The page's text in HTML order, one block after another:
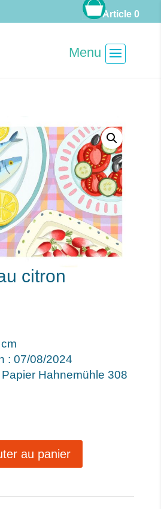
Article 0
citron
: 07/08/2024
Hahnemühle 308
au panier